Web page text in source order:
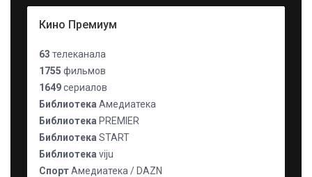
Кино Премиум
63 телеканала
1755 фильмов
1649сериалов
Библиотека Амедиатека
Библиотека PREMIER
Библиотека START
Библиотека viju
СпортАмедиатека / DAZN